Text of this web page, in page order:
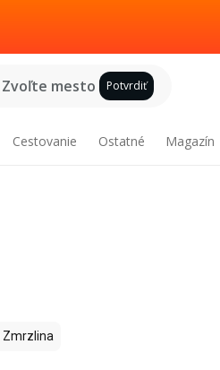
Zvoľte mesto Potvrdiť
Cestovanie Ostatné Magazín
Zmrzlina